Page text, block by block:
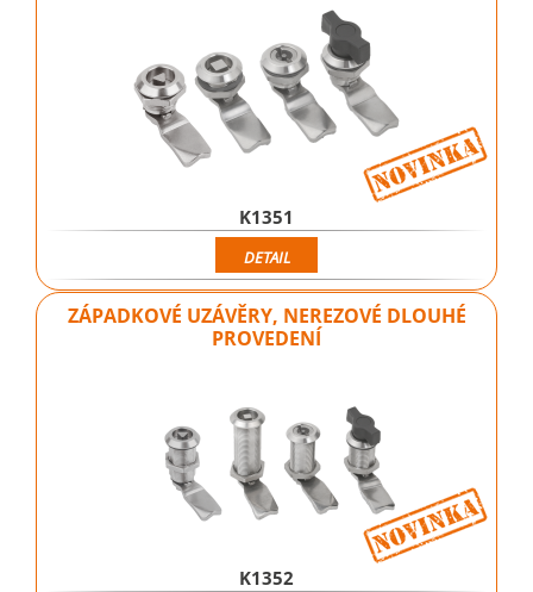
K1351
DETAIL
ZÁPADKOVÉ UZÁVĚRY, NEREZOVÉ DLOUHÉ
PROVEDENÍ
K1352